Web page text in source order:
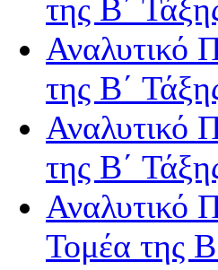
της Β΄
Αναλυτικό
της Β΄
Αναλυτικό
της Β΄
Αναλυτικό
Τομέα της